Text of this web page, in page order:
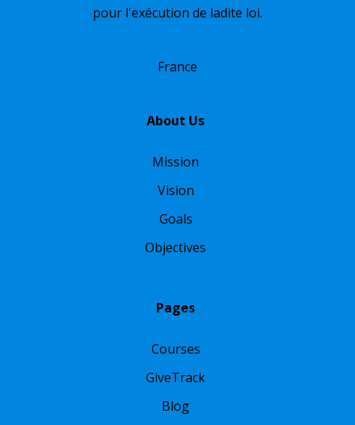
pour l'exécution de ladite loi.
France
About Us
Mission
Vision
Goals
Objectives
Pages
Courses
GiveTrack
Blog